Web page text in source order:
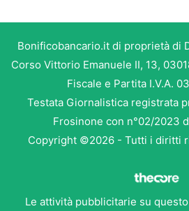
Bonificobancario.it di proprietà di
Corso Vittorio Emanuele II, 13,
Fiscale e Partita I.V.A.
Testata Giornalistica registrata
Frosinone con n°02/2023
Copyright ©2026 - Tutti i diritti
Le attività pubblicitarie su